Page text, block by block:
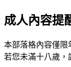
成人內容提
本部落格內容僅限
若您未滿十八歲，